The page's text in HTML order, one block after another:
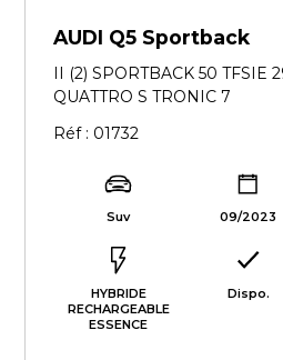
AUDI Q5 Sportback
II (2) SPORTBACK 50 TFSIE
QUATTRO S TRONIC 7
Réf : 01732
Suv 09/2023
HYBRIDE
RECHARGEABLE
ESSENCE
Dispo.